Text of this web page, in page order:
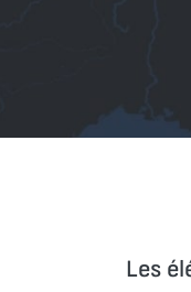
Les